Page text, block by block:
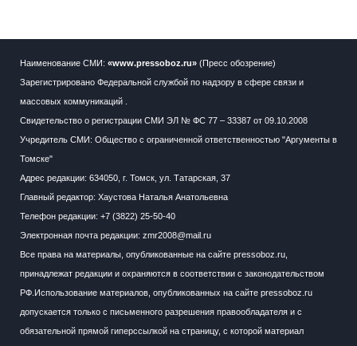
Наименование СМИ: «www.pressoboz.ru» (Пресс обозрение)
Зарегистрировано Федеральной службой по надзору в сфере связи и
массовых коммуникаций .
Свидетельство о регистрации СМИ ЭЛ № ФС 77 – 33387 от 09.10.2008
Учредитель СМИ: Общество с ограниченной ответственностью "Аргументы в
Томске"
Адрес редакции: 634050, г. Томск, ул. Татарская, 37
Главный редактор: Хаустова Наталья Анатольевна
Телефон редакции: +7 (3822) 25-50-40
Электронная почта редакции: zmr2008@mail.ru
Все права на материалы, опубликованные на сайте pressoboz.ru,
принадлежат редакции и охраняются в соответствии с законодательством
РФ.Использование материалов, опубликованных на сайте pressoboz.ru
допускается только с письменного разрешения правообладателя и с
обязательной прямой гиперссылкой на страницу, с которой материал